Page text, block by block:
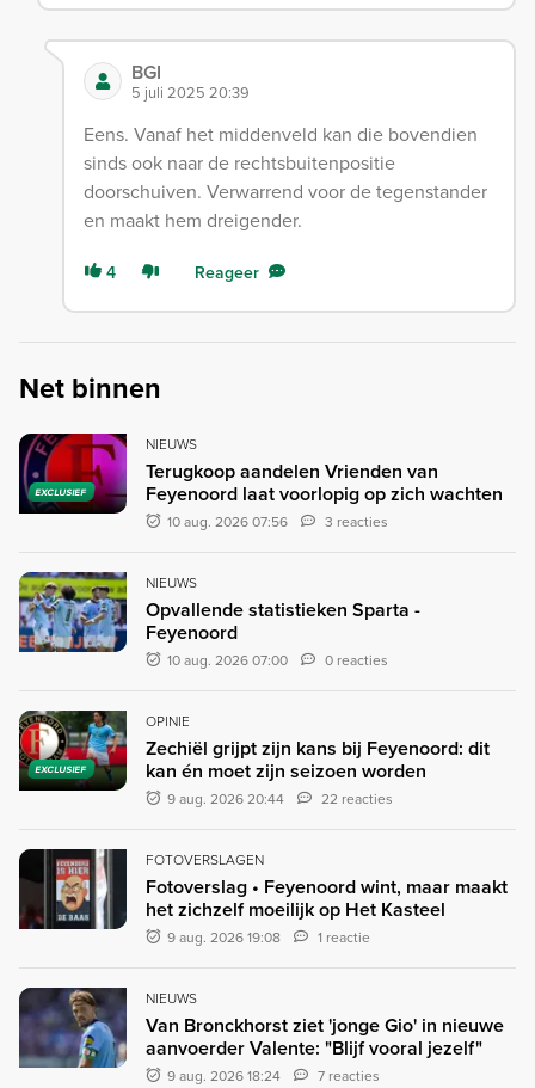
BGI
5 juli 2025 20:39
Eens. Vanaf het middenveld kan die bovendien
sinds ook naar de rechtsbuitenpositie
doorschuiven. Verwarrend voor de tegenstander
en maakt hem dreigender.
4 Reageer
Net binnen
EXCLUSIEF
NIEUWS
Terugkoop aandelen Vrienden van
Feyenoord laat voorlopig op zich wachten
10 aug. 2026 07:56 3 reacties
NIEUWS
Opvallende statistieken Sparta -
Feyenoord
10 aug. 2026 07:00 0 reacties
EXCLUSIEF
OPINIE
Zechiël grijpt zijn kans bij Feyenoord: dit
kan én moet zijn seizoen worden
9 aug. 2026 20:44 22 reacties
FOTOVERSLAGEN
Fotoverslag • Feyenoord wint, maar maakt
het zichzelf moeilijk op Het Kasteel
9 aug. 2026 19:08 1 reactie
NIEUWS
Van Bronckhorst ziet 'jonge Gio' in nieuwe
aanvoerder Valente: "Blijf vooral jezelf"
9 aug. 2026 18:24 7 reacties